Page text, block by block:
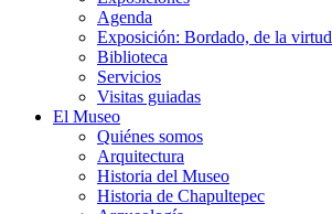
Agenda
Exposición: Bordado, de la virtud
Biblioteca
Servicios
Visitas guiadas
El Museo
Quiénes somos
Arquitectura
Historia del Museo
Historia de Chapultepec